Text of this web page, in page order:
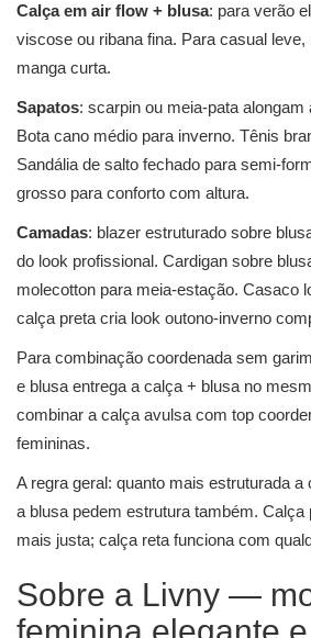
Calça em air flow + blusa: para verão
viscose ou ribana fina. Para casual leve,
manga curta.
Sapatos: scarpin ou meia-pata
Bota cano médio para inverno. Tênis
Sandália de salto fechado para semi-
grosso para conforto com altura.
Camadas: blazer estruturado sobre
do look profissional. Cardigan sobre
molecotton para meia-estação. Casaco
calça preta cria look outono-inverno
Para combinação coordenada sem
e blusa entrega a calça + blusa no
combinar a calça avulsa com top
femininas.
A regra geral: quanto mais estruturada
a blusa pedem estrutura também. Calça
mais justa; calça reta funciona com
Sobre a Livny —